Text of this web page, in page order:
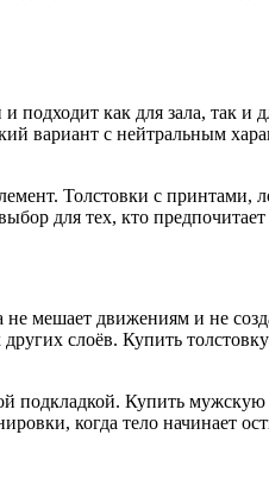
как для зала, так и
вариант с нейтральным
Толстовки с принтами,
для тех, кто
не мешает движениям и не
слоёв. Купить
подкладкой. Купить
когда тело начинает